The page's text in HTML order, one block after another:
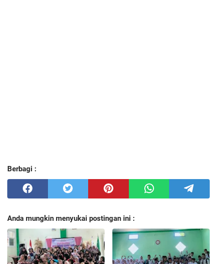
Berbagi :
Anda mungkin menyukai postingan ini :